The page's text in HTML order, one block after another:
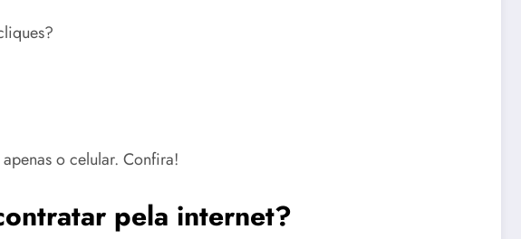
o celular. Confira!
pela internet?